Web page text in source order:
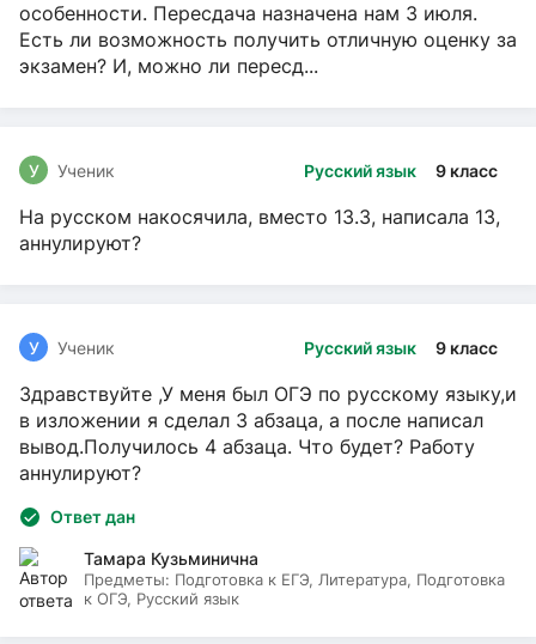
особенности. Пересдача назначена нам 3 июля.
Есть ли возможность получить отличную оценку за
экзамен? И, можно ли пересд...
Русский язык 9 класс
У Ученик
На русском накосячила, вместо 13.3, написала 13,
аннулируют?
Русский язык 9 класс
У Ученик
Здравствуйте ,У меня был ОГЭ по русскому языку,и
в изложении я сделал 3 абзаца, а после написал
вывод.Получилось 4 абзаца. Что будет? Работу
аннулируют?
Ответ дан
Тамара Кузьминична
Предметы: Подготовка к ЕГЭ, Литература, Подготовка
к ОГЭ, Русский язык